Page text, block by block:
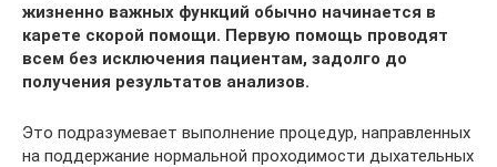
жизненно важных функций обычно начинается в
карете скорой помощи. Первую помощь проводят
всем без исключения пациентам, задолго до
получения результатов анализов.
Это подразумевает выполнение процедур, направленных
на поддержание нормальной проходимости дыхательных